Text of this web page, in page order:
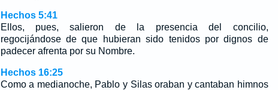
Hechos 5:41
Ellos, pues, salieron de la presencia del concilio,
regocijándose de que hubieran sido tenidos por dignos de
padecer afrenta por su Nombre.
Hechos 16:25
Como a medianoche, Pablo y Silas oraban y cantaban himnos